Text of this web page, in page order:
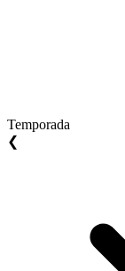
Temporada
❮